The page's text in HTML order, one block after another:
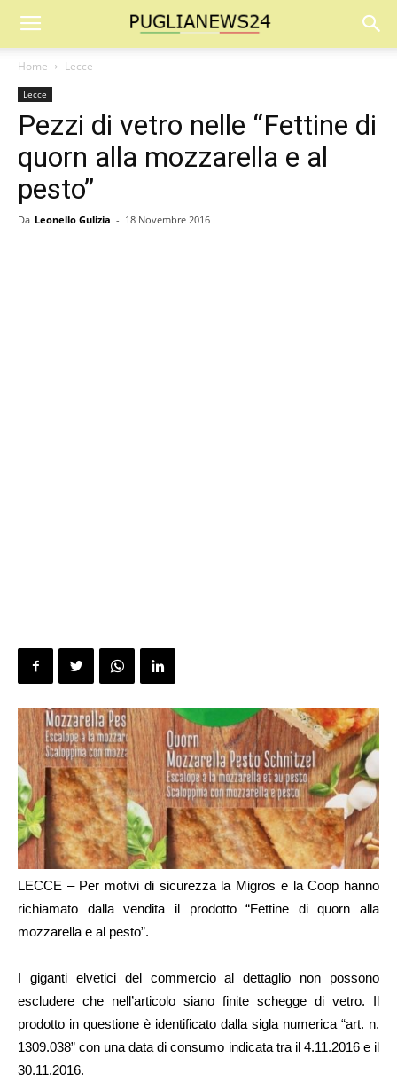
Home Lecce
Lecce
Pezzi di vetro nelle “Fettine di
quorn alla mozzarella e al
pesto”
Da Leonello Gulizia - 18 Novembre 2016
LECCE – Per motivi di sicurezza la Migros e la Coop hanno
richiamato dalla vendita il prodotto “Fettine di quorn alla
mozzarella e al pesto”.
I giganti elvetici del commercio al dettaglio non possono
escludere che nell’articolo siano finite schegge di vetro. Il
prodotto in questione è identificato dalla sigla numerica “art. n.
1309.038” con una data di consumo indicata tra il 4.11.2016 e il
30.11.2016.